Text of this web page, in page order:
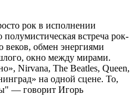
рок в исполнении
встреча рок-
веков, обмен энергиями
окно между мирами.
Nirvana, The Beatles, Queen,
на одной сцене. То,
— говорит Игорь